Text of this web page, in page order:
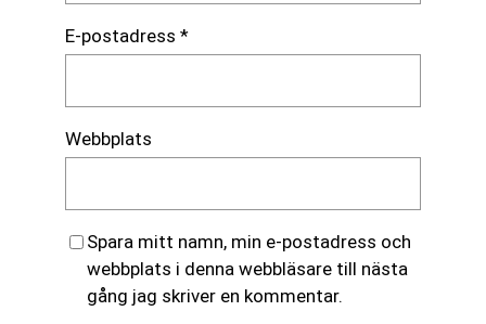
E-postadress *
Webbplats
Spara mitt namn, min e-postadress och
webbplats i denna webbläsare till nästa
gång jag skriver en kommentar.